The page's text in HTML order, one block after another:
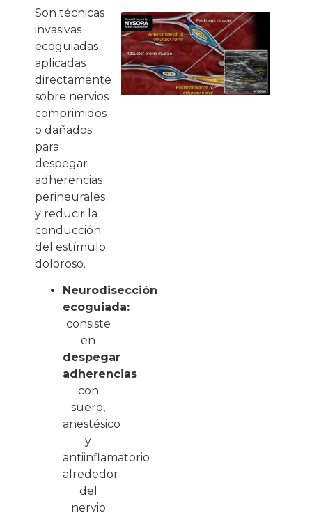
Son técnicas
invasivas
ecoguiadas
aplicadas
directamente
sobre nervios
comprimidos
o dañados
para
despegar
adherencias
perineurales
y reducir la
conducción
del estímulo
doloroso.
Neurodisección
ecoguiada:
consiste
en
despegar
adherencias
con
suero,
anestésico
y
antiinflamatorio
alrededor
del
nervio